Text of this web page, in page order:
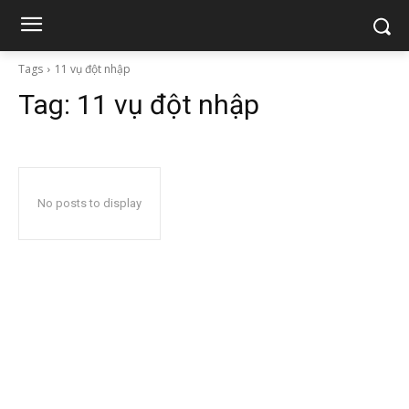
Tags 11 vụ đột nhập
Tag: 11 vụ đột nhập
No posts to display